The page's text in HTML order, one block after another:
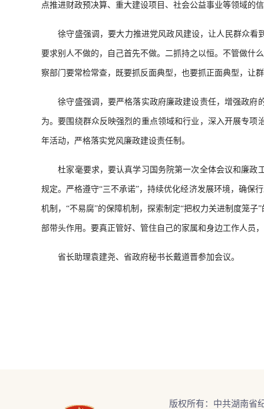
点推进财政预决算、重大建设项目、社会公益事业等领域的
徐守盛强调 ，要大力推进党风政风建设，让人民群众看
要求别人不做的 ， 自己首先不做。二抓持之以恒。 不管做什
察部门要常检常查， 既要抓反面典型，也要抓正面典型 ， 让
徐守盛强调 ，要严格落实政府廉政建设责任，增强政府
为。要围绕群众反映强烈的重点领域和行业，深入开展专项
年活动， 严格落实党风廉政建设责任制。
杜家毫要求，要认真学习国务院第一次全体会议和廉政
规定。 严格遵守“三不承诺”，持续优化经济发展环境， 确保
机制，“不易腐”的保障机制 ， 探索制定“把权力关进制度笼子
部带头作用。 要真正管好、管住自己的家属和身边工作人员
省长助理袁建尧、省政府秘书长戴道晋参加会议。
版权所有：中共湖南省